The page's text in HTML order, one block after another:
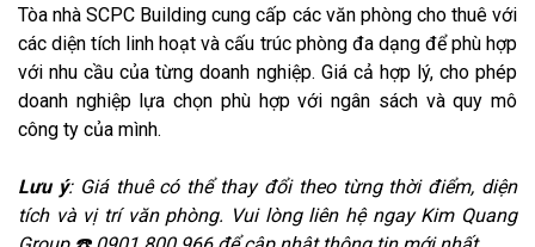
Tòa nhà SCPC Building cung cấp các văn phòng cho thuê với
các diện tích linh hoạt và cấu trúc phòng đa dạng để phù hợp
với nhu cầu của từng doanh nghiệp. Giá cả hợp lý, cho phép
doanh nghiệp lựa chọn phù hợp với ngân sách và quy mô
công ty của mình.
Lưu ý: Giá thuê có thể thay đổi theo từng thời điểm, diện
tích và vị trí văn phòng. Vui lòng liên hệ ngay Kim Quang